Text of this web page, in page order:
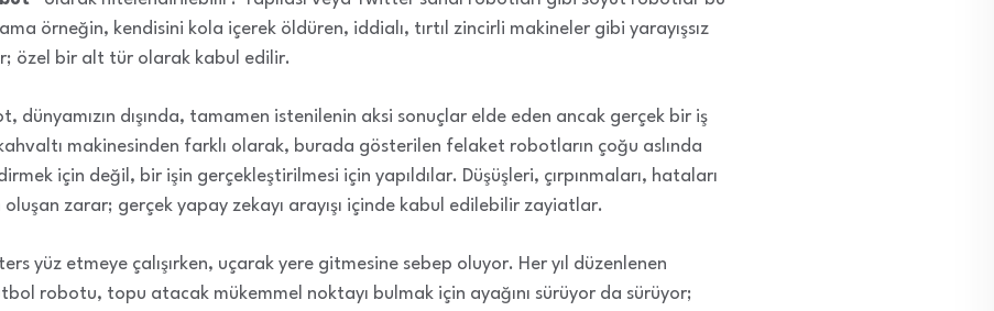
örneğin, kendisini kola içerek öldüren, iddialı, tırtıl zincirli makineler gibi yarayışsız
özel bir alt tür olarak kabul edilir.
dünyamızın dışında, tamamen istenilenin aksi sonuçlar elde eden ancak gerçek bir iş
makinesinden farklı olarak, burada gösterilen felaket robotların çoğu aslında
için değil, bir işin gerçekleştirilmesi için yapıldılar. Düşüşleri, çırpınmaları, hataları
zarar; gerçek yapay zekayı arayışı içinde kabul edilebilir zayiatlar.
yüz etmeye çalışırken, uçarak yere gitmesine sebep oluyor. Her yıl düzenlenen
robotu, topu atacak mükemmel noktayı bulmak için ayağını sürüyor da sürüyor;